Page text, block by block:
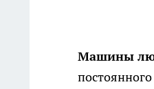
Машины